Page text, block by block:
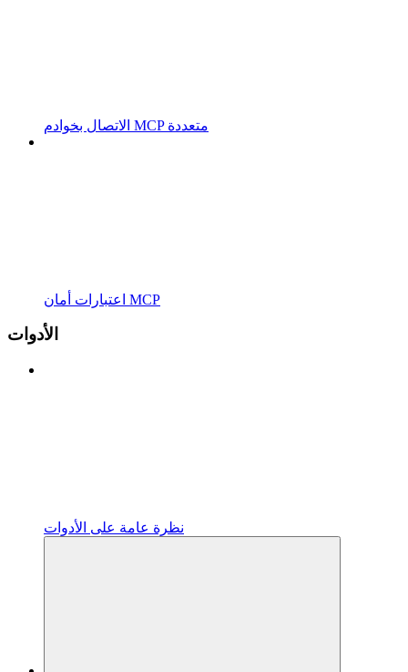
الاتصال بخوادم MCP متعددة
اعتبارات أمان MCP
الأدوات
نظرة عامة على الأدوات